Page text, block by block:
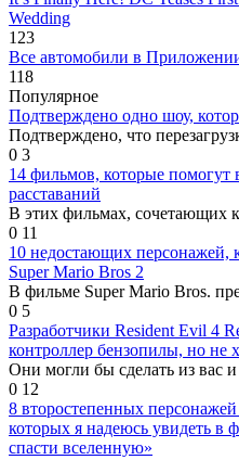
Wedding
123
Все автомобили в
118
Популярное
Подтверждено одно шоу,
Подтверждено, что
0 3
14 фильмов, которые помогут
расставаний
В этих фильмах, сочетающих
0 11
10 недостающих персонажей,
Super Mario Bros 2
В фильме Super Mario Bros.
0 5
Разработчики Resident Evil 4
контроллер бензопилы, но не
Они могли бы сделать из вас
0 12
8 второстепенных
которых я надеюсь увидеть в
спасти вселенную»